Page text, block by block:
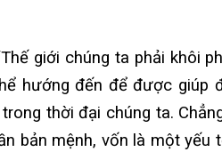
giới chúng ta phải khôi
hướng đến để được giúp
thời đại chúng ta.
bản mệnh, vốn là một yếu